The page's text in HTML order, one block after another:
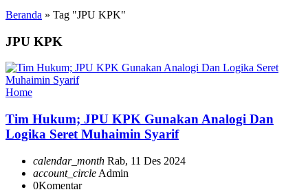
Beranda » Tag "JPU KPK"
JPU KPK
Home
Tim Hukum; JPU KPK Gunakan Analogi Dan
Logika Seret Muhaimin Syarif
calendar_month Rab, 11 Des 2024
account_circle Admin
0Komentar